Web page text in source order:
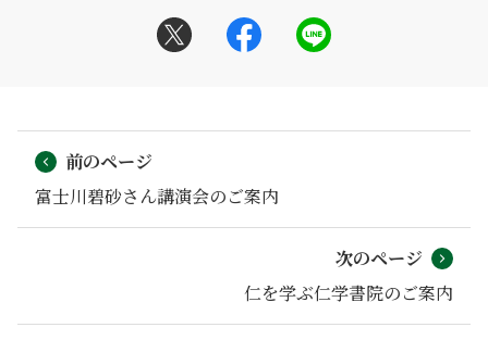
前のページ
富士川碧砂さん講演会のご案内
次のページ
仁を学ぶ仁学書院のご案内